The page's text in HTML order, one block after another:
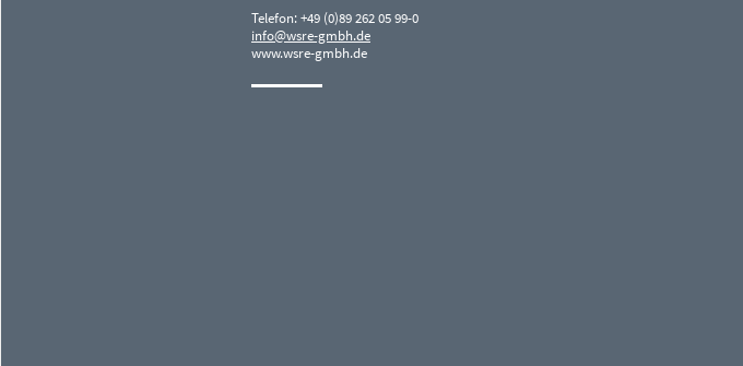
Telefon: +49 (0)89 262 05 99-0
info@wsre-gmbh.de
www.wsre-gmbh.de